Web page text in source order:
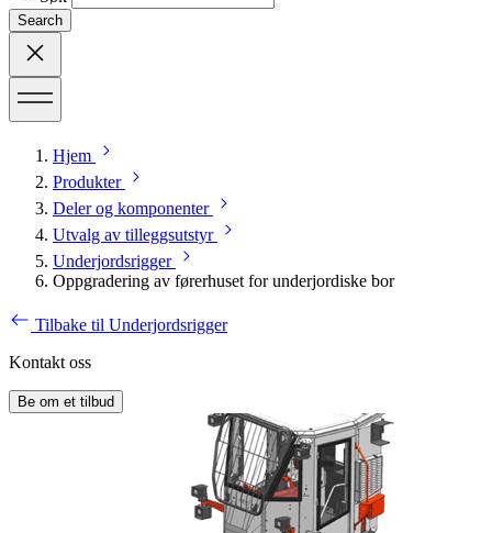
Search
Hjem
Produkter
Deler og komponenter
Utvalg av tilleggsutstyr
Underjordsrigger
Oppgradering av førerhuset for underjordiske bor
Tilbake til Underjordsrigger
Kontakt oss
Be om et tilbud